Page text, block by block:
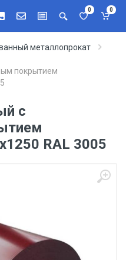
0 0
металлопрокат
покрытием
с
RAL 3005